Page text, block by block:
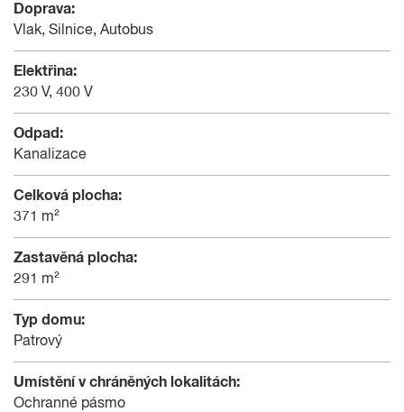
Doprava:
Vlak, Silnice, Autobus
Elektřina:
230 V, 400 V
Odpad:
Kanalizace
Celková plocha:
371 m²
Zastavěná plocha:
291 m²
Typ domu:
Patrový
Umístění v chráněných lokalitách:
Ochranné pásmo